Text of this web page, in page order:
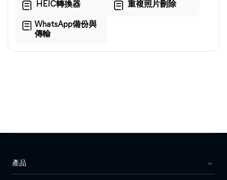
HEIC轉換器 重複照片刪除
WhatsApp備份與
傳輸
產品